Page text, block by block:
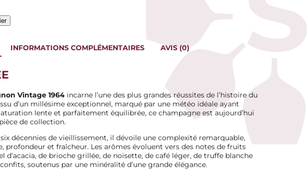
INFORMATIONS COMPLÉMENTAIRES AVIS (0)
Vintage 1964incarne l’une des plus grandes réussites de l’histoire du
d’un millésime exceptionnel, marqué par une météo idéale ayant
lente et parfaitement équilibrée, ce champagne est aujourd’hui
de collection.
décennies de vieillissement, il dévoile une complexité remarquable,
profondeur et fraîcheur. Les arômes évoluent vers des notes de fruits
d’acacia, de brioche grillée, de noisette, de café léger, de truffe blanche
soutenus par une minéralité d’une grande élégance.